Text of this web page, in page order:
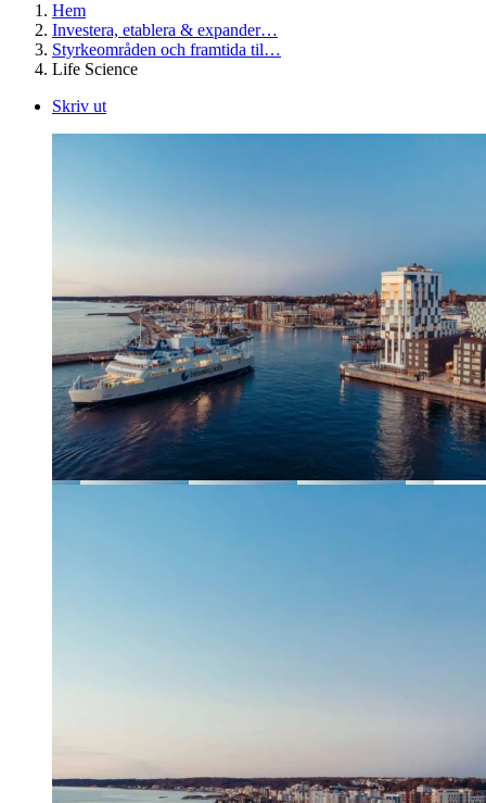
Hem
Investera, etablera & expander…
Styrkeområden och framtida til…
Life Science
Skriv ut